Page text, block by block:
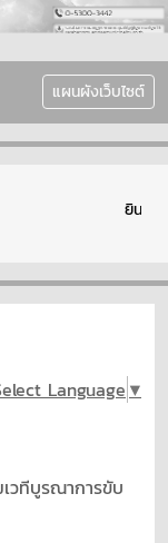
แผนผังเว็บไซต์
ยินดีต้
Language ▼
วทีบูรณาการขับ